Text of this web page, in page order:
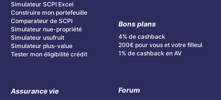
Simulateur SCPI Excel
Construire mon portefeuille
Comparateur de SCPI
Simulateur nue-propriété
Simulateur usufruit
Simulateur plus-value
Tester mon éligibilité crédit
Assurance vie
Bons plans
4% de cashback
200€ pour vous et votre filleul
1% de cashback en AV
Forum